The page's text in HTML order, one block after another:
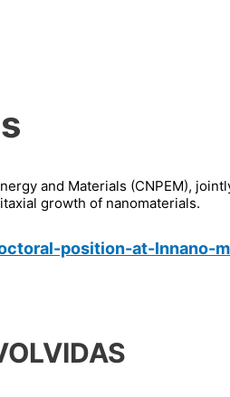
and Materials (CNPEM),
growth of nanomaterials.
position-at-lnnano-